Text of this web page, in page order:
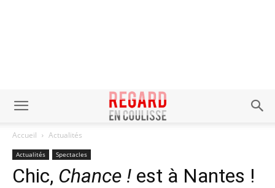
Accueil Actualités
Actualités Spectacles
Chic, Chance ! est à Nantes !